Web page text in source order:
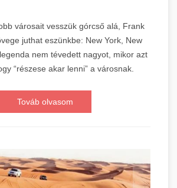
városait vesszük górcső alá, Frank
juthat eszünkbe: New York, New
nem tévedett nagyot, mikor azt
“részese akar lenni” a városnak.
Továb olvasom